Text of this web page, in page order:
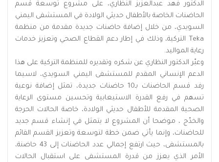
الدكتور فهد عبدالعزيز النظاري، على مشروع توسعة قسم
الحاضنات الخاصة بالأطفال حديثي الولادة في المستشفى اليمني
السويدي، من خلال إضافة حاضنات جديدة مقدمة من منظمة
Teka التركية، وذلك في إطار دعم القطاع الصحي وتعزيز خدمات
رعاية المواليد.
وعبّر الدكتور النظاري عن شكره وتقديره للمنظمة التركية على هذا
الدعم الإنساني المقدم للمستشفى اليمني السويدي، لاسيما
رفد قسم الحاضنات بـ10 حاضنات جديدة، تمثل إضافة نوعية
تسهم في رفع القدرة الاستيعابية وتحسين مستوى الرعاية
الصحية المقدمة للأطفال حديثي الولادة، خاصة الحالات الحرجة
والخدّج ، موضحا أن المشروع لا يتمثل في إنشاء قسم جديد
للحاضنات، وإنما يأتي ضمن خطة لتوسعة وتعزيز القسم القائم
بالمستشفى، حيث ارتفع إجمالي عدد الحاضنات إلى 43 حاضنة،
الأمر الذي يعزز من قدرة المستشفى على استقبال الحالات